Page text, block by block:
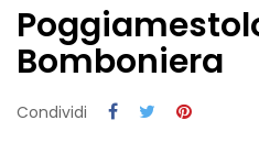
Bomboniera
Condividi